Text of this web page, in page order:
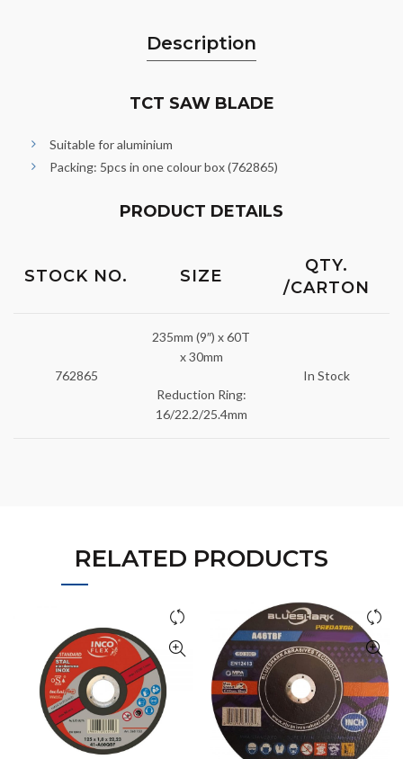
Description
TCT SAW BLADE
Suitable for aluminium
Packing: 5pcs in one colour box (762865)
PRODUCT DETAILS
STOCK NO. SIZE
QTY.
/CARTON
762865
235mm (9″) x 60T
x 30mm
Reduction Ring:
16/22.2/25.4mm
In Stock
RELATED PRODUCTS